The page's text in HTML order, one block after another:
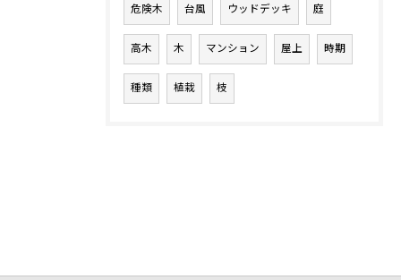
危険木 台風 ウッドデッキ 庭
高木 木 マンション 屋上 時期
種類 植栽 枝